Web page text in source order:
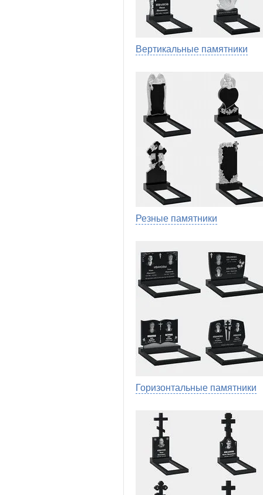
Вертикальные памятники
Резные памятники
Горизонтальные памятники